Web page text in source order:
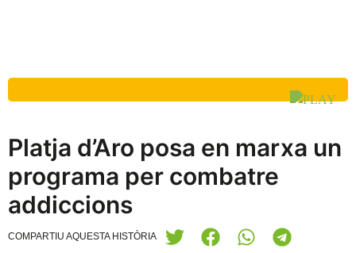
Platja d’Aro posa en marxa un
programa per combatre
addiccions
COMPARTIU AQUESTA HISTÒRIA